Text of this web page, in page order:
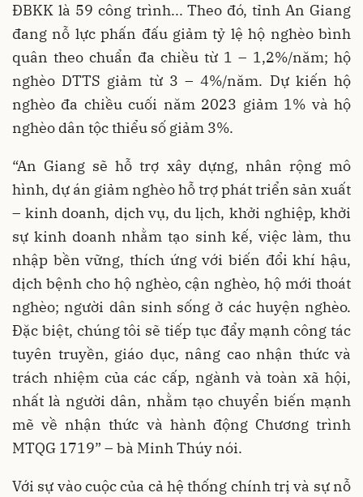
ĐBKK là 59 công trình... Theo đó, tỉnh An Giang
đang nỗ lực phấn đấu giảm tỷ lệ hộ nghèo bình
quân theo chuẩn đa chiều từ 1 – 1,2%/năm; hộ
nghèo DTTS giảm từ 3 – 4%/năm. Dự kiến hộ
nghèo đa chiều cuối năm 2023 giảm 1% và hộ
nghèo dân tộc thiểu số giảm 3%.
“An Giang sẽ hỗ trợ xây dựng, nhân rộng mô
hình, dự án giảm nghèo hỗ trợ phát triển sản xuất
– kinh doanh, dịch vụ, du lịch, khởi nghiệp, khởi
sự kinh doanh nhằm tạo sinh kế, việc làm, thu
nhập bền vững, thích ứng với biến đổi khí hậu,
dịch bệnh cho hộ nghèo, cận nghèo, hộ mới thoát
nghèo; người dân sinh sống ở các huyện nghèo.
Đặc biệt, chúng tôi sẽ tiếp tục đẩy mạnh công tác
tuyên truyền, giáo dục, nâng cao nhận thức và
trách nhiệm của các cấp, ngành và toàn xã hội,
nhất là người dân, nhằm tạo chuyển biến mạnh
mẽ về nhận thức và hành động Chương trình
MTQG 1719” – bà Minh Thúy nói.
Với sự vào cuộc của cả hệ thống chính trị và sự nỗ